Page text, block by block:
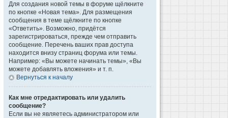
Для создания новой темы в форуме щёлкните
по кнопке «Новая тема». Для размещения
сообщения в теме щёлкните по кнопке
«Ответить». Возможно, придётся
зарегистрироваться, прежде чем отправить
сообщение. Перечень ваших прав доступа
находится внизу страниц форума или темы.
Например: «Вы можете начинать темы», «Вы
можете добавлять вложения» и т. п.
Вернуться к началу
Как мне отредактировать или удалить
сообщение?
Если вы не являетесь администратором или